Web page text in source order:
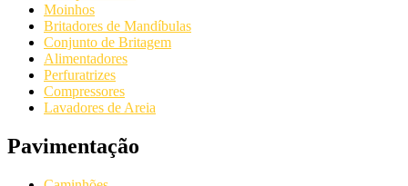
Moinhos
Britadores de Mandíbulas
Conjunto de Britagem
Alimentadores
Perfuratrizes
Compressores
Lavadores de Areia
Pavimentação